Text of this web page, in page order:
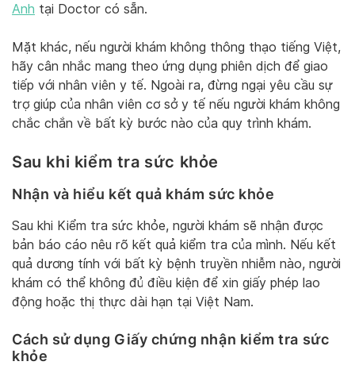
Anh tại Doctor có sẵn.
Mặt khác, nếu người khám không thông thạo tiếng Việt,
hãy cân nhắc mang theo ứng dụng phiên dịch để giao
tiếp với nhân viên y tế. Ngoài ra, đừng ngại yêu cầu sự
trợ giúp của nhân viên cơ sở y tế nếu người khám không
chắc chắn về bất kỳ bước nào của quy trình khám.
Sau khi kiểm tra sức khỏe
Nhận và hiểu kết quả khám sức khỏe
Sau khi Kiểm tra sức khỏe, người khám sẽ nhận được
bản báo cáo nêu rõ kết quả kiểm tra của mình. Nếu kết
quả dương tính với bất kỳ bệnh truyền nhiễm nào, người
khám có thể không đủ điều kiện để xin giấy phép lao
động hoặc thị thực dài hạn tại Việt Nam.
Cách sử dụng Giấy chứng nhận kiểm tra sức
khỏe